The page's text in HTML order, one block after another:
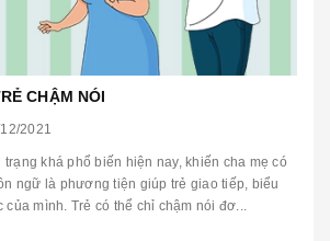
CHẬM NÓI
2021
trạng khá phổ biến hiện nay, khiến cha mẹ có
ngữ là phương tiện giúp trẻ giao tiếp, biểu
của mình. Trẻ có thể chỉ chậm nói đơ...